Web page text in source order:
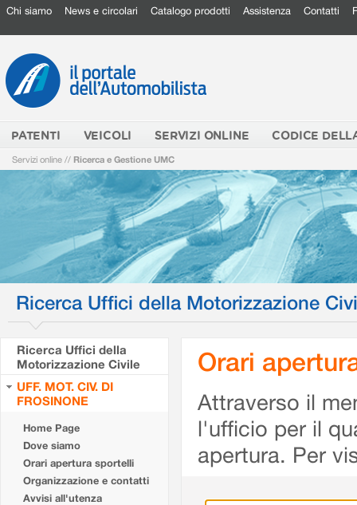
Chi siamo News e circolari Catalogo prodotti Assistenza Contatti
PATENTI VEICOLI SERVIZI ONLINE CODICE
Servizi online // Ricerca e Gestione UMC
Ricerca Uffici della Motorizzazione
Ricerca Uffici della
Motorizzazione Civile
UFF. MOT. CIV. DI
FROSINONE
Home Page
Dove siamo
Orari apertura sportelli
Organizzazione e contatti
Avvisi all'utenza
Orari
Attraverso il
l'ufficio per il
apertura. Per